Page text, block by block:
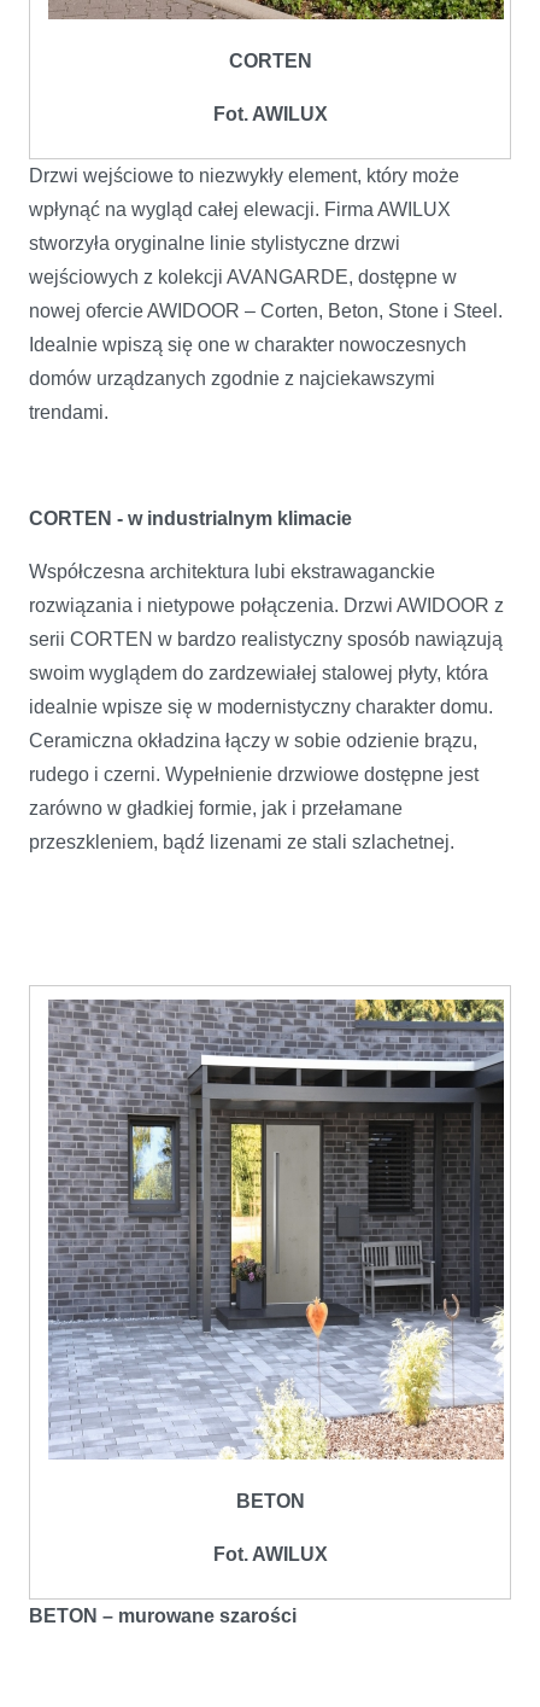
CORTEN
Fot. AWILUX
Drzwi wejściowe to niezwykły element, który może
wpłynąć na wygląd całej elewacji. Firma AWILUX
stworzyła oryginalne linie stylistyczne drzwi
wejściowych z kolekcji AVANGARDE, dostępne w
nowej ofercie AWIDOOR – Corten, Beton, Stone i Steel.
Idealnie wpiszą się one w charakter nowoczesnych
domów urządzanych zgodnie z najciekawszymi
trendami.
CORTEN - w industrialnym klimacie
Współczesna architektura lubi ekstrawaganckie
rozwiązania i nietypowe połączenia. Drzwi AWIDOOR z
serii CORTEN w bardzo realistyczny sposób nawiązują
swoim wyglądem do zardzewiałej stalowej płyty, która
idealnie wpisze się w modernistyczny charakter domu.
Ceramiczna okładzina łączy w sobie odzienie brązu,
rudego i czerni. Wypełnienie drzwiowe dostępne jest
zarówno w gładkiej formie, jak i przełamane
przeszkleniem, bądź lizenami ze stali szlachetnej.
BETON
Fot. AWILUX
BETON – murowane szarości